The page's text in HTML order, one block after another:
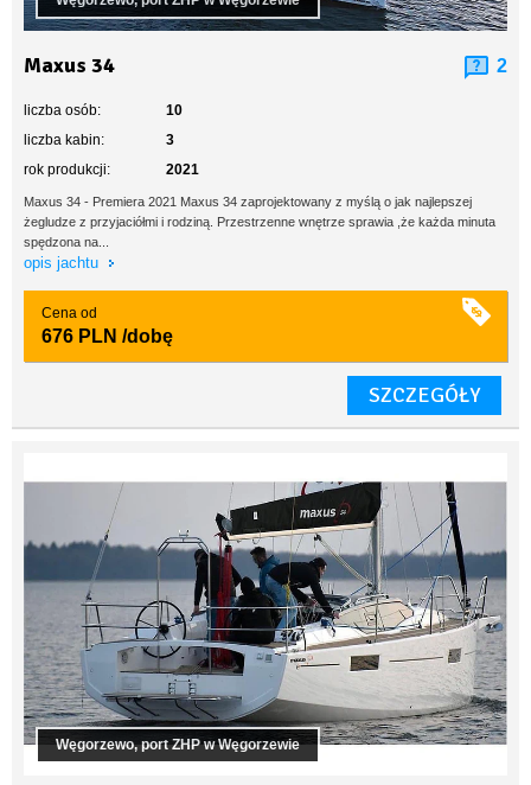
Maxus 34 2
liczba osób:
10
liczba kabin:
3
rok produkcji:
2021
Maxus 34 - Premiera 2021 Maxus 34 zaprojektowany z myślą o jak najlepszej
żegludze z przyjaciółmi i rodziną. Przestrzenne wnętrze sprawia ,że każda minuta
spędzona na...
opis jachtu
Cena od
676 PLN /dobę
SZCZEGÓŁY
Węgorzewo, port ZHP w Węgorzewie